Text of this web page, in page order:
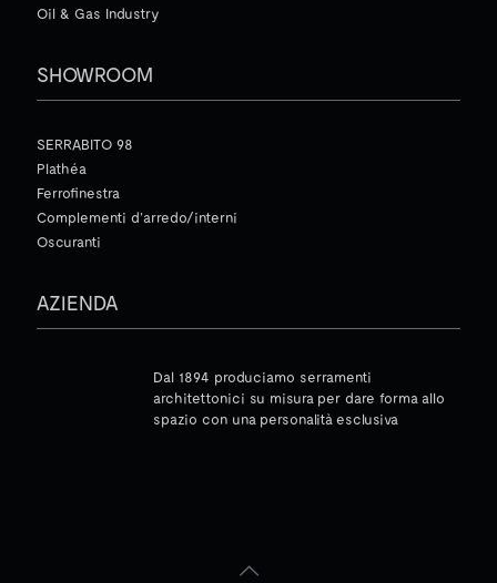
Oil & Gas Industry
SHOWROOM
SERRABITO 98
Plathéa
Ferrofinestra
Complementi d’arredo/interni
Oscuranti
AZIENDA
Dal 1894 produciamo serramenti
architettonici su misura per dare forma allo
spazio con una personalità esclusiva